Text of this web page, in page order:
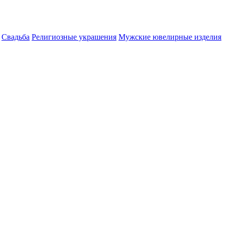
Свадьба Религиозные украшения Мужские ювелирные изделия